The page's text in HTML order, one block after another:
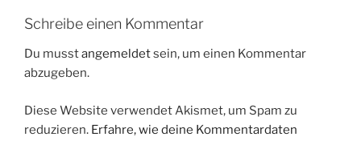
Schreibe einen Kommentar
Du musstangemeldetsein, um einen Kommentar
abzugeben.
Diese Website verwendet Akismet, um Spam zu
reduzieren. Erfahre, wie deine Kommentardaten